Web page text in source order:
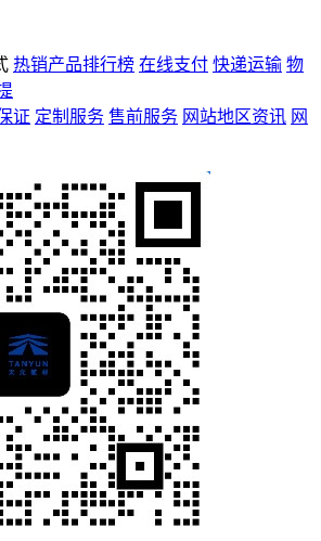
热销产品排行榜 在线支付 快递运输 物
证 定制服务 售前服务 网站地区资讯 网